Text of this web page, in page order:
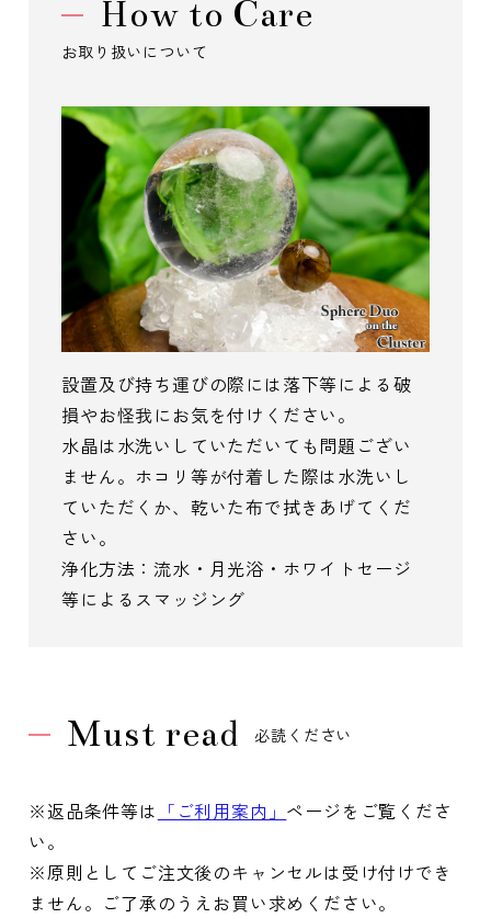
How to Care
お取り扱いについて
設置及び持ち運びの際には落下等による破
損やお怪我にお気を付けください。
水晶は水洗いしていただいても問題ござい
ません。ホコリ等が付着した際は水洗いし
ていただくか、乾いた布で拭きあげてくだ
さい。
浄化方法：流水・月光浴・ホワイトセージ
等によるスマッジング
Must read 必読ください
※返品条件等は 「ご利用案内」 ページをご覧くださ
い。
※原則としてご注文後のキャンセルは受け付けでき
ません。ご了承のうえお買い求めください。